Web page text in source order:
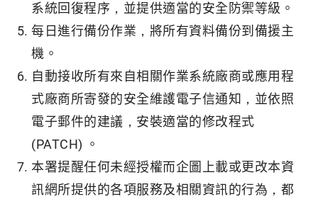
系統回復程序，並提供適當的安全防禦等級。
每日進行備份作業，將所有資料備份到備援主
機。
自動接收所有來自相關作業系統廠商或應用程
式廠商所寄發的安全維護電子信通知，並依照
電子郵件的建議，安裝適當的修改程式
(PATCH) 。
本署提醒任何未經授權而企圖上載或更改本資
訊網所提供的各項服務及相關資訊的行為，都